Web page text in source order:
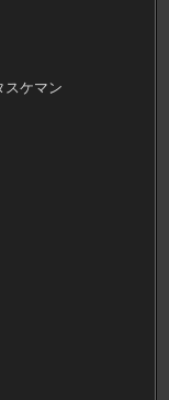
スケマン